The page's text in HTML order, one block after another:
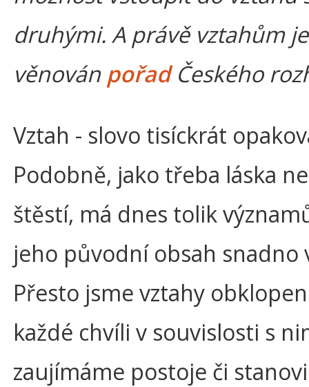
druhými. A právě vztahům je
věnován pořadČeského
Vztah - slovo tisíckrát
Podobně, jako třeba láska
štěstí, má dnes tolik
jeho původní obsah snadno
Přesto jsme vztahy
každé chvíli v souvislosti s
zaujímáme postoje či